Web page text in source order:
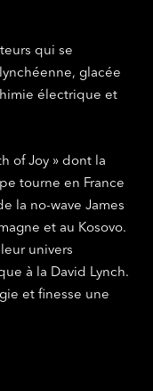
qui se
glacée
électrique et
of Joy » dont la
tourne en France
la no-wave James
et au Kosovo.
univers
à la David Lynch.
et finesse une